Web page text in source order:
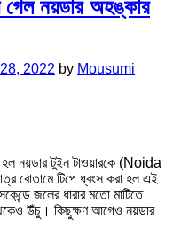
গেল নয়ডার অহঙ্কার
2022 by Mousumi
হল নয়ডার টুইন টাওয়ারকে (Noida
বোতামে টিপে ধ্বংস করা হল এই
জলের ধারার মতো মাটিতে
থেকেও উঁচু। কিছুক্ষণ আগেও নয়ডার